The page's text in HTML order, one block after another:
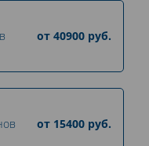
от 40900 руб.
от 15400 руб.